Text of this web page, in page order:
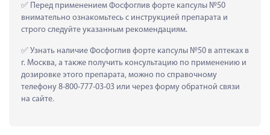
Перед применением Фосфоглив форте капсулы №50
внимательно ознакомьтесь с инструкцией препарата и
строго следуйте указанным рекомендациям.
Узнать наличие Фосфоглив форте капсулы №50 в аптеках в
г. Москва, а также получить консультацию по применению и
дозировке этого препарата, можно по справочному
телефону 8-800-777-03-03 или через форму обратной связи
на сайте.